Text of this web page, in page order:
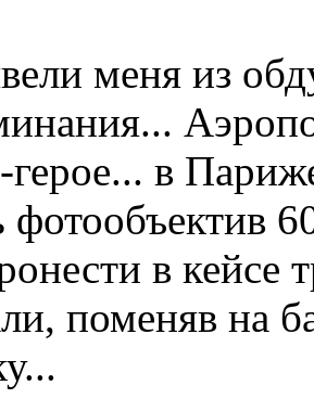
меня из
герое... в
фотообъектив
в кейсе
поменяв на